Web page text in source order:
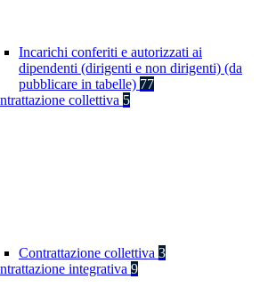
Incarichi conferiti e autorizzati ai
dipendenti (dirigenti e non dirigenti) (da
pubblicare in tabelle) 77
collettiva 5
Contrattazione collettiva 3
integrativa 9